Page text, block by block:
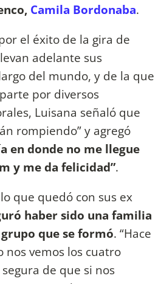
Camila Bordonaba.
el éxito de la gira de
adelante sus
del mundo, y de la que
por diversos
Luisana señaló que
rompiendo” y agregó
en donde no me llegue
y me da felicidad”.
que quedó con sus ex
haber sido una familia
que se formó. “Hace
vemos los cuatro
de que si nos